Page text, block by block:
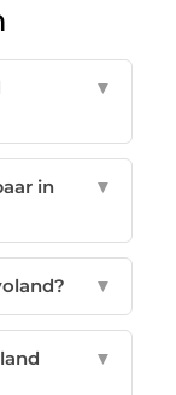
▼
in
▼
▼
▼